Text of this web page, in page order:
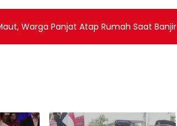
Warga Panjat Atap Rumah Saat Banjir